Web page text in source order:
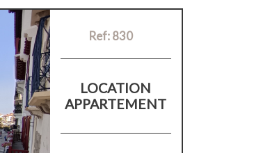
Ref: 830
LOCATION
APPARTEMENT